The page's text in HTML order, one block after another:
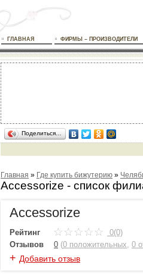
ГЛАВНАЯ ФИРМЫ – ПРОИЗВОДИТЕЛИ
Поделиться…
Главная » Где купить бижутерию »
Accessorize - список
Accessorize
Рейтинг
0(0)
Отзывов
0 (0 положительных 0
+ Добавить отзыв